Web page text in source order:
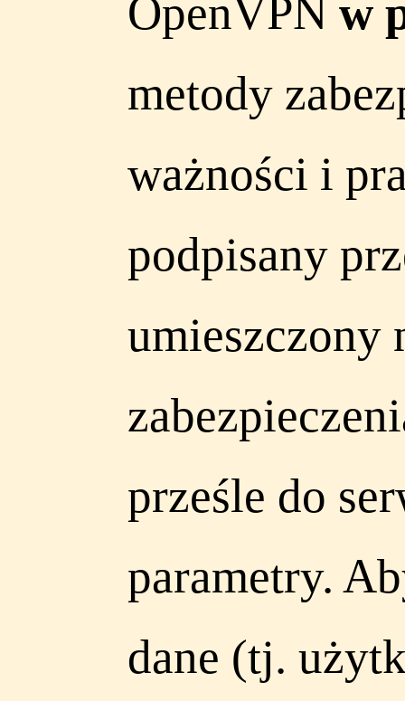
OpenVPN w
metody
ważności i
podpisany
umieszczony
prześle do
parametry.
dane (tj.